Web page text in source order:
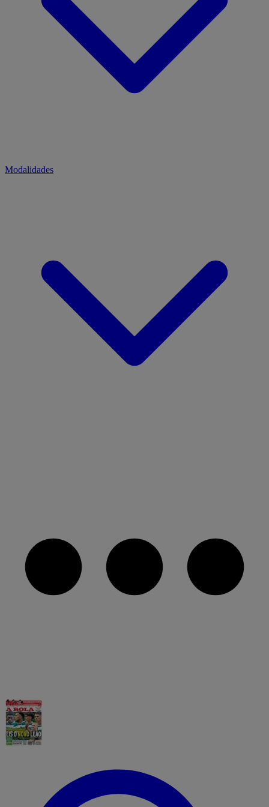
Modalidades